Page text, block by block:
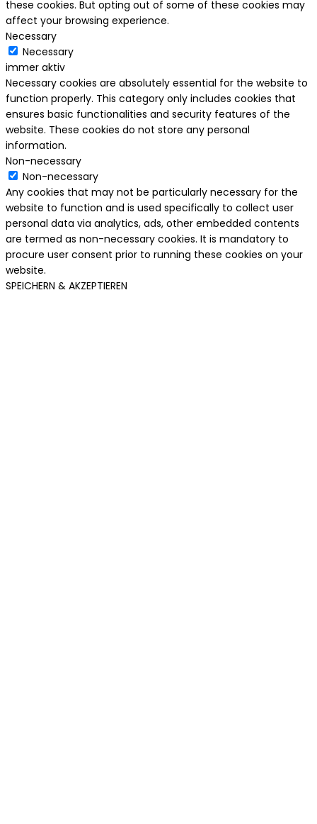
these cookies. But opting out of some of these cookies may
affect your browsing experience.
Necessary
Necessary
immer aktiv
Necessary cookies are absolutely essential for the website to
function properly. This category only includes cookies that
ensures basic functionalities and security features of the
website. These cookies do not store any personal
information.
Non-necessary
Non-necessary
Any cookies that may not be particularly necessary for the
website to function and is used specifically to collect user
personal data via analytics, ads, other embedded contents
are termed as non-necessary cookies. It is mandatory to
procure user consent prior to running these cookies on your
website.
SPEICHERN & AKZEPTIEREN